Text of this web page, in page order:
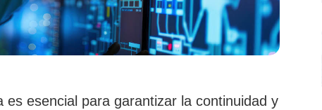
esencial para garantizar la continuidad y